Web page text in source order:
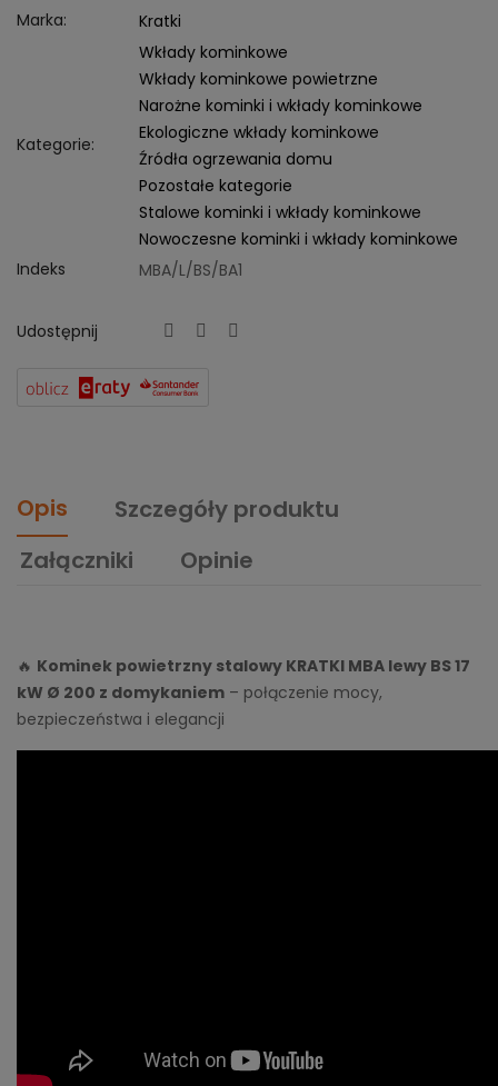
Marka:
Kratki
Kategorie:
Wkłady kominkowe
Wkłady kominkowe powietrzne
Narożne kominki i wkłady kominkowe
Ekologiczne wkłady kominkowe
Źródła ogrzewania domu
Pozostałe kategorie
Stalowe kominki i wkłady kominkowe
Nowoczesne kominki i wkłady kominkowe
Indeks
MBA/L/BS/BA1
Udostępnij
Opis
Szczegóły produktu
Załączniki
Opinie
🔥 Kominek powietrzny stalowy KRATKI MBA lewy BS 17
kW Ø 200 z domykaniem – połączenie mocy,
bezpieczeństwa i elegancji